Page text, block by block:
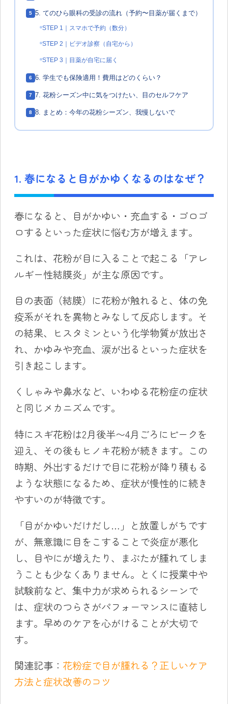
5 5. てのひら眼科の受診の流れ（予約〜目薬が届くまで）
STEP 1｜スマホで予約（数分）
STEP 2｜ビデオ診察（自宅から）
STEP 3｜目薬が自宅に届く
6 6. 学生でも保険適用！費用はどのくらい？
7 7. 花粉シーズン中に気をつけたい、目のセルフケア
8 8. まとめ：今年の花粉シーズン、我慢しないで
1. 春になると目がかゆくなるのはなぜ？
春になると、目がかゆい・充血する・ゴロゴ
ロするといった症状に悩む方が増えます。
これは、花粉が目に入ることで起こる「アレ
ルギー性結膜炎」が主な原因です。
目の表面（結膜）に花粉が触れると、体の免
疫系がそれを異物とみなして反応します。そ
の結果、ヒスタミンという化学物質が放出さ
れ、かゆみや充血、涙が出るといった症状を
引き起こします。
くしゃみや鼻水など、いわゆる花粉症の症状
と同じメカニズムです。
特にスギ花粉は2月後半〜4月ごろにピークを
迎え、その後もヒノキ花粉が続きます。この
時期、外出するだけで目に花粉が降り積もる
ような状態になるため、症状が慢性的に続き
やすいのが特徴です。
「目がかゆいだけだし…」と放置しがちです
が、無意識に目をこすることで炎症が悪化
し、目やにが増えたり、まぶたが腫れてしま
うことも少なくありません。とくに授業中や
試験前など、集中力が求められるシーンで
は、症状のつらさがパフォーマンスに直結し
ます。早めのケアを心がけることが大切で
す。
関連記事： 花粉症で目が腫れる？正しいケア
方法と症状改善のコツ